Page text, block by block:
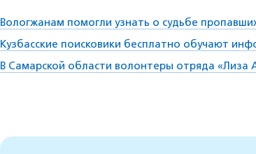
Вологжанам помогли узнать о судьбе
Кузбасские поисковики бесплатно обучают
В Самарской области волонтеры отряда «Лиза